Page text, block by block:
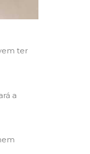
ter
a